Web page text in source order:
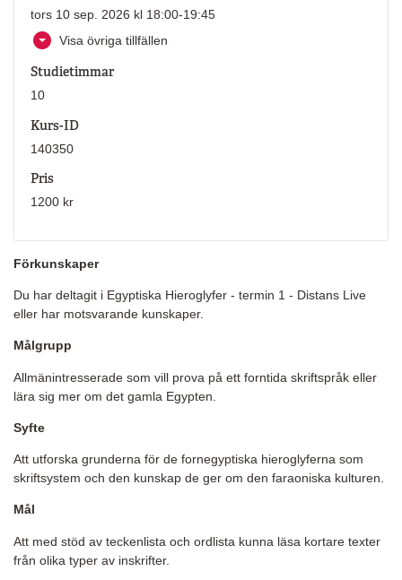
Förkunskaper
Du har deltagit i Egyptiska Hieroglyfer - termin 1 - Distans Live
eller har motsvarande kunskaper.
Målgrupp
Allmänintresserade som vill prova på ett forntida skriftspråk eller
lära sig mer om det gamla Egypten.
Syfte
Att utforska grunderna för de fornegyptiska hieroglyferna som
skriftsystem och den kunskap de ger om den faraoniska kulturen.
Mål
Att med stöd av teckenlista och ordlista kunna läsa kortare texter
från olika typer av inskrifter.
tors 10 sep. 2026 kl 18:00-19:45
Visa övriga tillfällen
Studietimmar
10
Kurs-ID
140350
Pris
1200 kr